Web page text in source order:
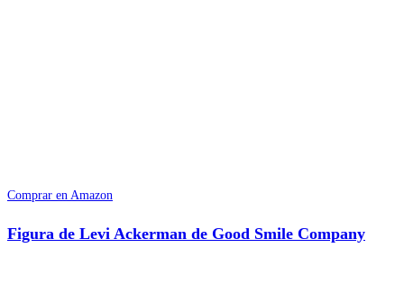
Comprar en Amazon
Figura de Levi Ackerman de Good Smile Company